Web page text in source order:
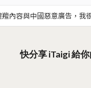
內容與中國惡意廣告，我
快分享 iTaigi 給